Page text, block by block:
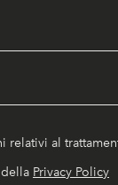
relativi al
della Privacy Policy